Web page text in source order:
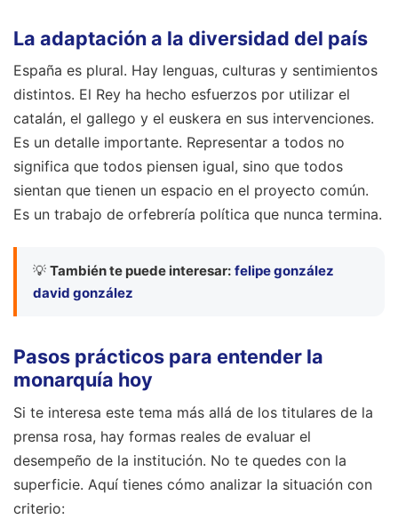
La adaptación a la diversidad del país
España es plural. Hay lenguas, culturas y sentimientos
distintos. El Rey ha hecho esfuerzos por utilizar el
catalán, el gallego y el euskera en sus intervenciones.
Es un detalle importante. Representar a todos no
significa que todos piensen igual, sino que todos
sientan que tienen un espacio en el proyecto común.
Es un trabajo de orfebrería política que nunca termina.
💡 También te puede interesar: felipe gonzález
david gonzález
Pasos prácticos para entender la
monarquía hoy
Si te interesa este tema más allá de los titulares de la
prensa rosa, hay formas reales de evaluar el
desempeño de la institución. No te quedes con la
superficie. Aquí tienes cómo analizar la situación con
criterio: